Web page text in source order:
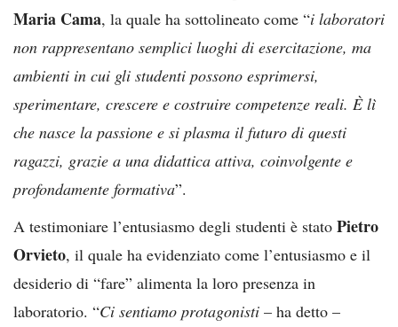
Maria Cama, la quale ha sottolineato come “i laboratori
non rappresentano semplici luoghi di esercitazione, ma
ambienti in cui gli studenti possono esprimersi,
sperimentare, crescere e costruire competenze reali. È lì
che nasce la passione e si plasma il futuro di questi
ragazzi, grazie a una didattica attiva, coinvolgente e
profondamente formativa”.
A testimoniare l’entusiasmo degli studenti è stato Pietro
Orvieto, il quale ha evidenziato come l’entusiasmo e il
desiderio di “fare” alimenta la loro presenza in
laboratorio. “Ci sentiamo protagonisti – ha detto –